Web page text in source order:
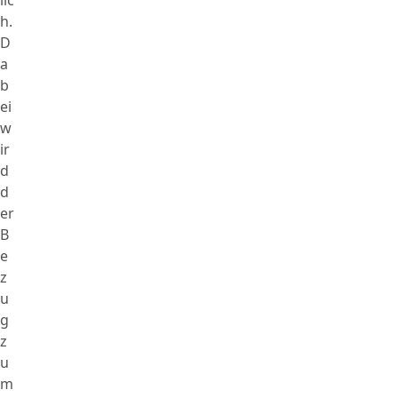
h.
D
a
b
ei
w
ir
d
d
er
B
e
z
u
g
z
u
m